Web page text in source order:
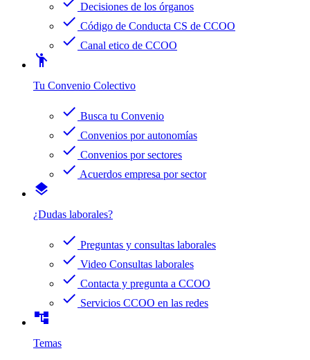
Decisiones de los órganos
check Código de Conducta CS de CCOO
check Canal etico de CCOO
emoji_people
Tu Convenio Colectivo
check Busca tu Convenio
check Convenios por autonomías
check Convenios por sectores
check Acuerdos empresa por sector
layers
¿Dudas laborales?
check Preguntas y consultas laborales
check Video Consultas laborales
check Contacta y pregunta a CCOO
check Servicios CCOO en las redes
account_tree
Temas